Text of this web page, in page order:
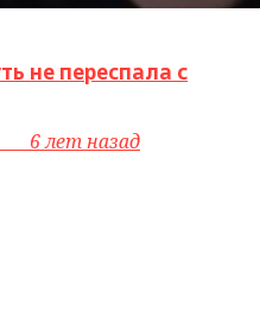
не переспала с
6 лет назад